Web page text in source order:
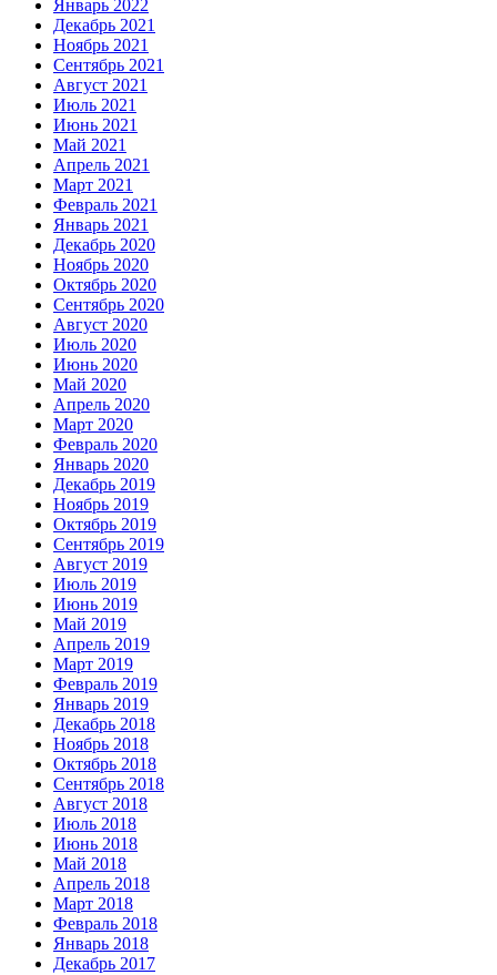
Январь 2022
Декабрь 2021
Ноябрь 2021
Сентябрь 2021
Август 2021
Июль 2021
Июнь 2021
Май 2021
Апрель 2021
Март 2021
Февраль 2021
Январь 2021
Декабрь 2020
Ноябрь 2020
Октябрь 2020
Сентябрь 2020
Август 2020
Июль 2020
Июнь 2020
Май 2020
Апрель 2020
Март 2020
Февраль 2020
Январь 2020
Декабрь 2019
Ноябрь 2019
Октябрь 2019
Сентябрь 2019
Август 2019
Июль 2019
Июнь 2019
Май 2019
Апрель 2019
Март 2019
Февраль 2019
Январь 2019
Декабрь 2018
Ноябрь 2018
Октябрь 2018
Сентябрь 2018
Август 2018
Июль 2018
Июнь 2018
Май 2018
Апрель 2018
Март 2018
Февраль 2018
Январь 2018
Декабрь 2017